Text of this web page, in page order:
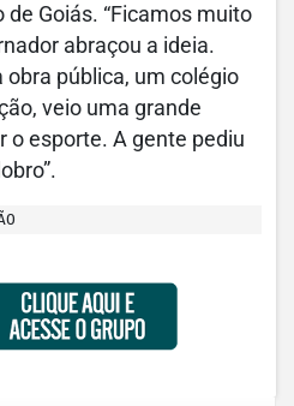
de Goiás. “Ficamos muito
abraçou a ideia.
pública, um colégio
veio uma grande
o esporte. A gente pediu